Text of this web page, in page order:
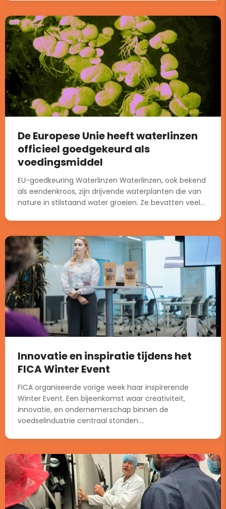
De Europese Unie heeft waterlinzen
officieel goedgekeurd als
voedingsmiddel
EU-goedkeuring Waterlinzen Waterlinzen, ook bekend
als eendenkroos, zijn drijvende waterplanten die van
nature in stilstaand water groeien. Ze bevatten veel...
Innovatie en inspiratie tijdens het
FICA Winter Event
FICA organiseerde vorige week haar inspirerende
Winter Event. Een bijeenkomst waar creativiteit,
innovatie, en ondernemerschap binnen de
voedselindustrie centraal stonden....